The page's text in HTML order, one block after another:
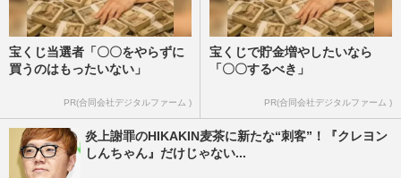
宝くじ当選者「〇〇をやらずに
買うのはもったいない」
PR(合同会社デジタルファーム )
宝くじで貯金増やしたいなら
「〇〇するべき」
PR(合同会社デジタルファーム )
炎上謝罪のHIKAKIN麦茶に新たな“刺客”！『クレヨン
しんちゃん』だけじゃない...